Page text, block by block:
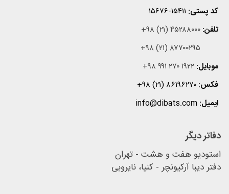
کد پستی: ۱۵۶۷۶-۱۵۴۱۱
تلفن: +۹۸ (۲۱) ۴۵۲۸۸۰۰۰
+۹۸ (۲۱) ۸۷۷۰۰۲۹۵
موبایل: +۹۸ ۹۹۱ ۲۷۰ ۱۹۲۲
فکس: +۹۸ (۲۱) ۸۶۱۹۶۲۷۰
ایمیل: info@dibats.com
دفاتر دیگر
استودیو هفت و هشت - تهران
دفتر دیبا آرکیونچر - کنیا، نایروبی